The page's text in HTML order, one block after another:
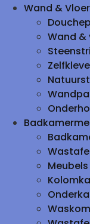
Wand & Vloer
Wand &